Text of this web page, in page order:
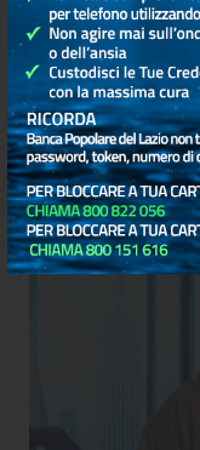
GUARDA IL